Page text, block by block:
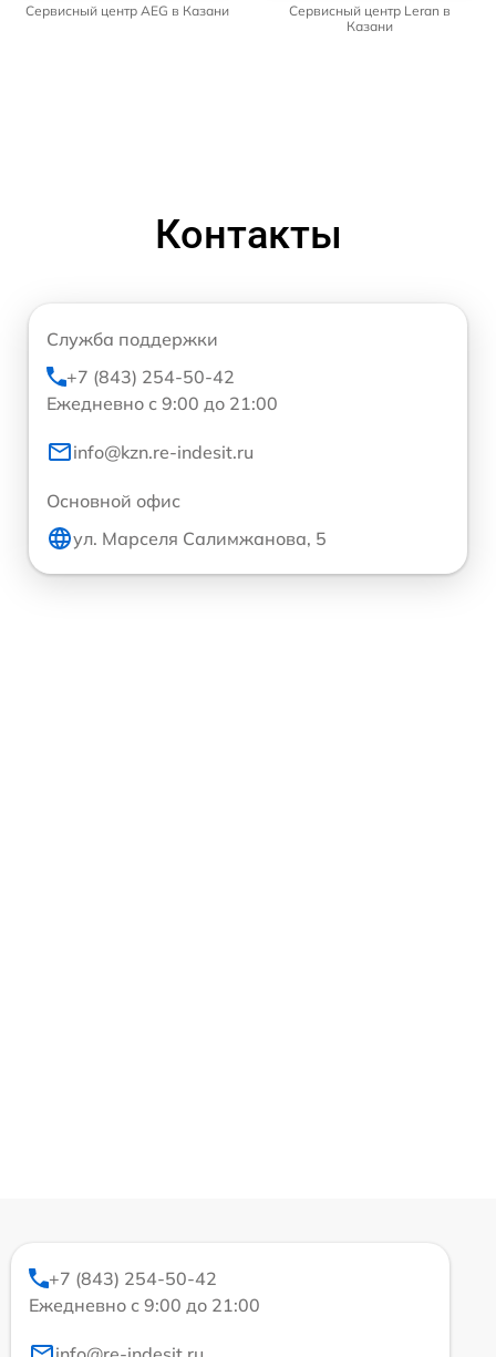
Сервисный центр AEG в Казани
Сервисный центр Leran в
Казани
Контакты
Служба поддержки
+7 (843) 254-50-42
Ежедневно с 9:00 до 21:00
info@kzn.re-indesit.ru
Основной офис
ул. Марселя Салимжанова, 5
+7 (843) 254-50-42
Ежедневно с 9:00 до 21:00